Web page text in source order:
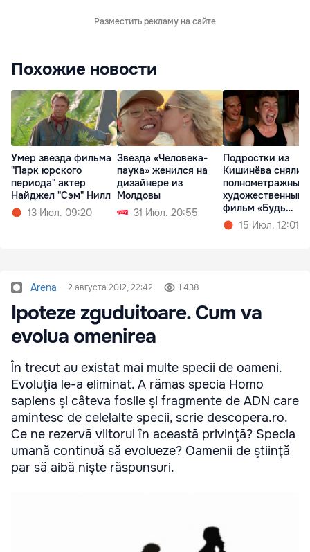
Разместить рекламу на сайте
Похожие новости
Умер звезда фильма
"Парк юрского
периода" актер
Найджел "Сэм" Нилл
13 Июл. 09:20
Звезда «Человека-
паука» женился на
дизайнере из
Молдовы
31 Июл. 20:55
Подростки из
Кишинёва сняли
полнометражный
художественный
фильм «Будь
Золотым»
15 Июл. 12:01
Arena 2 августа 2012, 22:42 1 438
Ipoteze zguduitoare. Cum va
evolua omenirea
În trecut au existat mai multe specii de oameni.
Evoluţia le-a eliminat. A rămas specia Homo
sapiens şi câteva fosile şi fragmente de ADN care
amintesc de celelalte specii, scrie descopera.ro.
Ce ne rezervă viitorul în această privinţă? Specia
umană continuă să evolueze? Oamenii de ştiinţă
par să aibă nişte răspunsuri.